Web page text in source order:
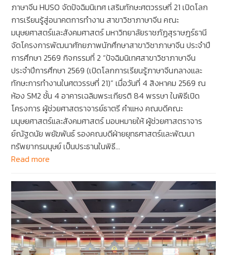
ภาษาจีน HUSO จัดปัจฉิมนิเทศ เสริมทักษะศตวรรษที่ 21 เปิดโลก
การเรียนรู้สู่อนาคตการทำงาน สาขาวิชาภาษาจีน คณะ
มนุษยศาสตร์และสังคมศาสตร์ มหาวิทยาลัยราชภัฏสุราษฎร์ธานี
จัดโครงการพัฒนาศักยภาพนักศึกษาสาขาวิชาภาษาจีน ประจำปี
การศึกษา 2569 กิจกรรมที่ 2 “ปัจฉิมนิเทศสาขาวิชาภาษาจีน
ประจำปีการศึกษา 2569 (เปิดโลกการเรียนรู้ภาษาจีนกลางและ
ทักษะการทำงานในศตวรรษที่ 21)” เมื่อวันที่ 4 สิงหาคม 2569 ณ
ห้อง SM2 ชั้น 4 อาคารเฉลิมพระเกียรติ 84 พรรษา ในพิธีเปิด
โครงการ ผู้ช่วยศาสตราจารย์ธาตรี คำแหง คณบดีคณะ
มนุษยศาสตร์และสังคมศาสตร์ มอบหมายให้ ผู้ช่วยศาสตราจาร
ย์ณัฐดนัย พยัฆพันธ์ รองคณบดีฝ่ายยุทธศาสตร์และพัฒนา
ทรัพยากรมนุษย์ เป็นประธานในพิธี…
Read more